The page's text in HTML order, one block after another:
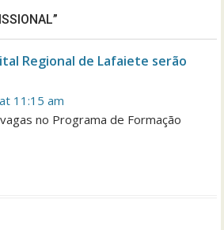
Regional de Lafaiete serão
11:15 am
no Programa de Formação